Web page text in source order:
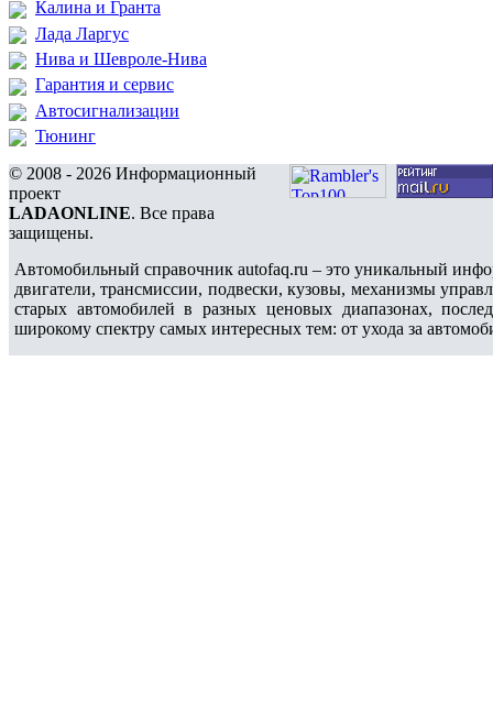
Калина и Гранта
Лада Ларгус
Нива и Шевроле-Нива
Гарантия и сервис
Автосигнализации
Тюнинг
© 2008 - 2026 Информационный
проект
LADAONLINE. Все права
защищены.
Автомобильный справочник autofaq.ru – это уникальный
двигатели, трансмиссии, подвески, кузовы, механизмы
старых автомобилей в разных ценовых диапазонах,
широкому спектру самых интересных тем: от ухода за